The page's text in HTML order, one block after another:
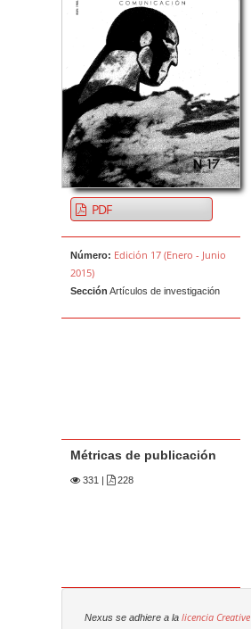
PDF
Número: Edición 17 (Enero - Junio
2015)
Sección Artículos de investigación
Métricas de publicación
331 228
Nexus se adhiere a la licencia